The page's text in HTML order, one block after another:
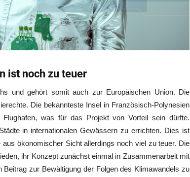
ist noch zu teuer
und gehört somit auch zur Europäischen Union. Die
Die bekannteste Insel in Französisch-Polynesien
was für das Projekt von Vorteil sein dürfte.
in internationalen Gewässern zu errichten. Dies ist
ökonomischer Sicht allerdings noch viel zu teuer. Die
ihr Konzept zunächst einmal in Zusammenarbeit mit
zur Bewältigung der Folgen des Klimawandels zu